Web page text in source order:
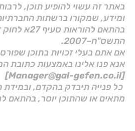
באתר זה עשוי להופיע תוכן,
ומידע, שמקורו ברשתות
בהתאם להוראות
התשס"ח–2007.
אם אתם בעלי זכויות בתוכן
אנא פנו אלינו באמצעות כתובת
[Manager@gal-gefen.co.il]
כל פנייה תיבדק בהקדם, ובמידת
מתאים או שהתוכן יוסר, בהתאם